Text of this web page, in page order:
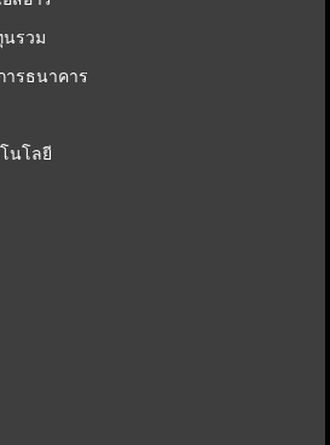
นรวม
ารธนาคาร
นโลยี